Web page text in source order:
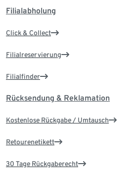
Filialabholung
Click & Collect
Filialreservierung
Filialfinder
Rücksendung & Reklamation
Kostenlose Rückgabe / Umtausch
Retourenetikett
30 Tage Rückgaberecht